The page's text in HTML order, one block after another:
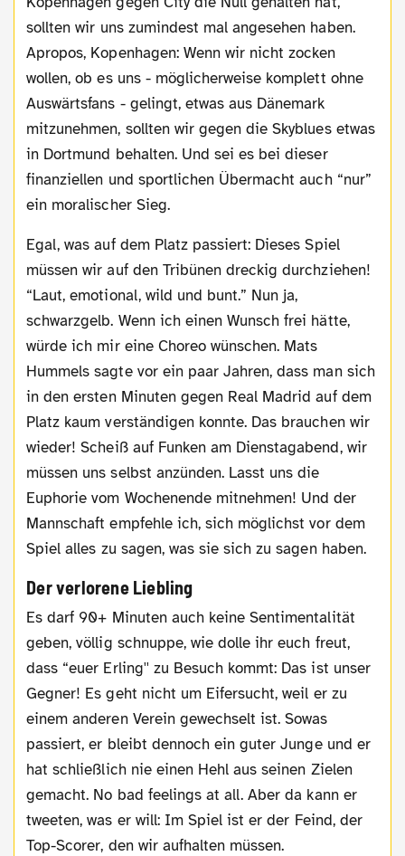
sollten wir uns zumindest mal angesehen haben.
Apropos, Kopenhagen: Wenn wir nicht zocken
wollen, ob es uns - möglicherweise komplett ohne
Auswärtsfans - gelingt, etwas aus Dänemark
mitzunehmen, sollten wir gegen die Skyblues etwas
in Dortmund behalten. Und sei es bei dieser
finanziellen und sportlichen Übermacht auch “nur”
ein moralischer Sieg.
Egal, was auf dem Platz passiert: Dieses Spiel
müssen wir auf den Tribünen dreckig durchziehen!
“Laut, emotional, wild und bunt.” Nun ja,
schwarzgelb. Wenn ich einen Wunsch frei hätte,
würde ich mir eine Choreo wünschen. Mats
Hummels sagte vor ein paar Jahren, dass man sich
in den ersten Minuten gegen Real Madrid auf dem
Platz kaum verständigen konnte. Das brauchen wir
wieder! Scheiß auf Funken am Dienstagabend, wir
müssen uns selbst anzünden. Lasst uns die
Euphorie vom Wochenende mitnehmen! Und der
Mannschaft empfehle ich, sich möglichst vor dem
Spiel alles zu sagen, was sie sich zu sagen haben.
Der verlorene Liebling
Es darf 90+ Minuten auch keine Sentimentalität
geben, völlig schnuppe, wie dolle ihr euch freut,
dass “euer Erling'' zu Besuch kommt: Das ist unser
Gegner! Es geht nicht um Eifersucht, weil er zu
einem anderen Verein gewechselt ist. Sowas
passiert, er bleibt dennoch ein guter Junge und er
hat schließlich nie einen Hehl aus seinen Zielen
gemacht. No bad feelings at all. Aber da kann er
tweeten, was er will: Im Spiel ist er der Feind, der
Top-Scorer, den wir aufhalten müssen.